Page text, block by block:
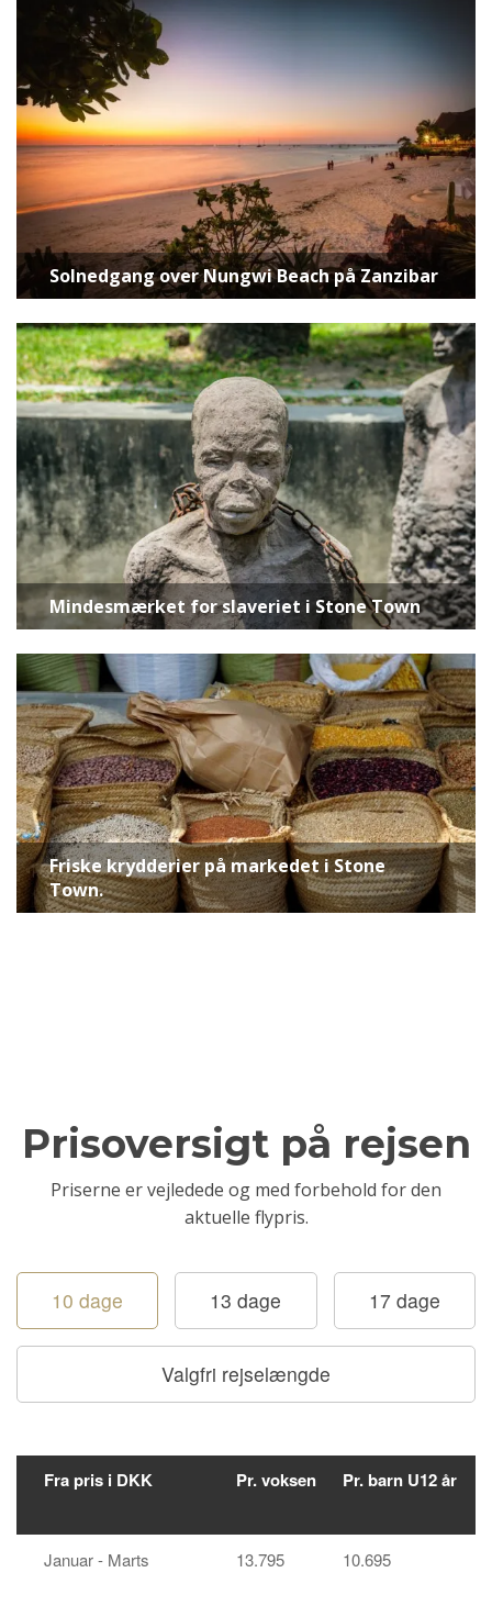
Solnedgang over Nungwi Beach på Zanzibar
Mindesmærket for slaveriet i Stone Town
Friske krydderier på markedet i Stone
Town.
Prisoversigt på rejsen
Priserne er vejledede og med forbehold for den
aktuelle flypris.
10 dage 13 dage 17 dage
Valgfri rejselængde
Fra pris i DKK Pr. voksen Pr. barn U12 år
Januar - Marts 13.795 10.695